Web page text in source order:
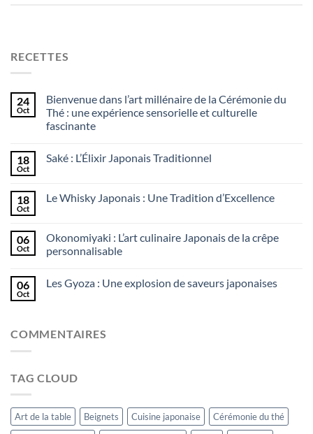
RECETTES
24
Oct
Bienvenue dans l’art millénaire de la Cérémonie du
Thé : une expérience sensorielle et culturelle
fascinante
18
Oct
Saké : L’Élixir Japonais Traditionnel
18
Oct
Le Whisky Japonais : Une Tradition d’Excellence
06
Oct
Okonomiyaki : L’art culinaire Japonais de la crêpe
personnalisable
06
Oct
Les Gyoza : Une explosion de saveurs japonaises
COMMENTAIRES
TAG CLOUD
Art de la table Beignets Cuisine japonaise
Cérémonie du thé